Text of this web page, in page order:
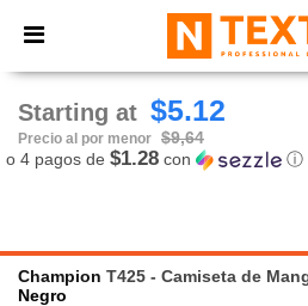
× App de Ntextil
¡Mejores precios en app!
Starting at $5.12
Precio al por menor $9,64
o 4 pagos de $1.28 con ⓘ
Champion T425 - Camiseta de
Negro